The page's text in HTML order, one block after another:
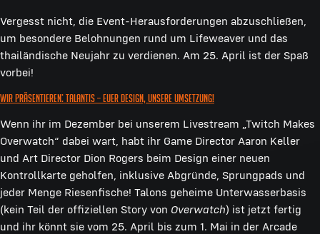
Vergesst nicht, die Event-Herausforderungen abzuschließen,
um besondere Belohnungen rund um Lifeweaver und das
thailändische Neujahr zu verdienen. Am 25. April ist der Spaß
vorbei!
Wir präsentieren: Talantis – euer Design, unsere Umsetzung!
Wenn ihr im Dezember bei unserem Livestream „Twitch Makes
Overwatch“ dabei wart, habt ihr Game Director Aaron Keller
und Art Director Dion Rogers beim Design einer neuen
Kontrollkarte geholfen, inklusive Abgründe, Sprungpads und
jeder Menge Riesenfische! Talons geheime Unterwasserbasis
(kein Teil der offiziellen Story von Overwatch) ist jetzt fertig
und ihr könnt sie vom 25. April bis zum 1. Mai in der Arcade